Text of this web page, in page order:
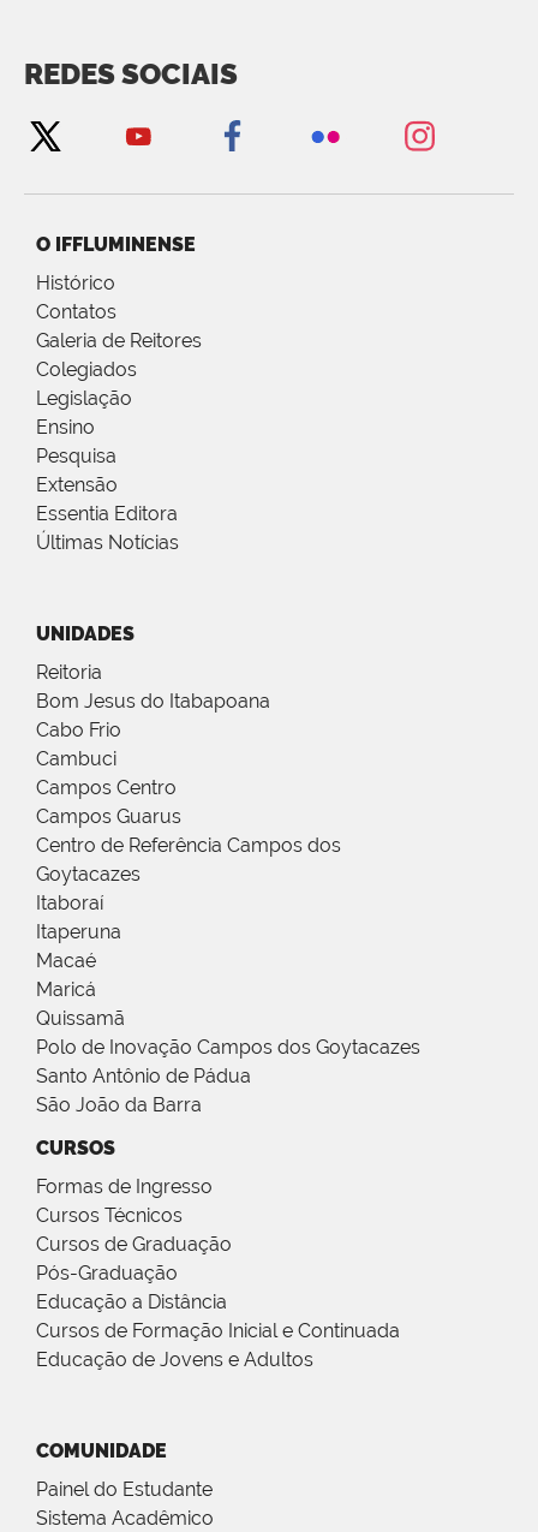
REDES SOCIAIS
O IFFLUMINENSE
Histórico
Contatos
Galeria de Reitores
Colegiados
Legislação
Ensino
Pesquisa
Extensão
Essentia Editora
Últimas Notícias
UNIDADES
Reitoria
Bom Jesus do Itabapoana
Cabo Frio
Cambuci
Campos Centro
Campos Guarus
Centro de Referência Campos dos
Goytacazes
Itaboraí
Itaperuna
Macaé
Maricá
Quissamã
Polo de Inovação Campos dos Goytacazes
Santo Antônio de Pádua
São João da Barra
CURSOS
Formas de Ingresso
Cursos Técnicos
Cursos de Graduação
Pós-Graduação
Educação a Distância
Cursos de Formação Inicial e Continuada
Educação de Jovens e Adultos
COMUNIDADE
Painel do Estudante
Sistema Acadêmico